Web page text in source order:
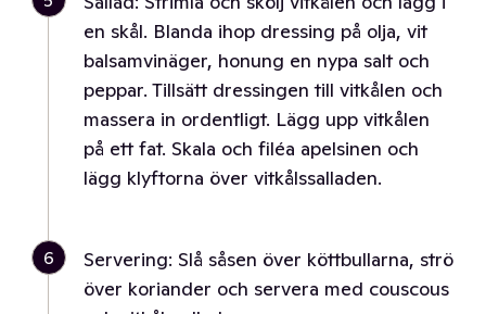
en skål. Blanda ihop dressing på olja, vit
balsamvinäger, honung en nypa salt och
peppar. Tillsätt dressingen till vitkålen och
massera in ordentligt. Lägg upp vitkålen
på ett fat. Skala och filéa apelsinen och
lägg klyftorna över vitkålssalladen.
6
Servering: Slå såsen över köttbullarna, strö
över koriander och servera med couscous